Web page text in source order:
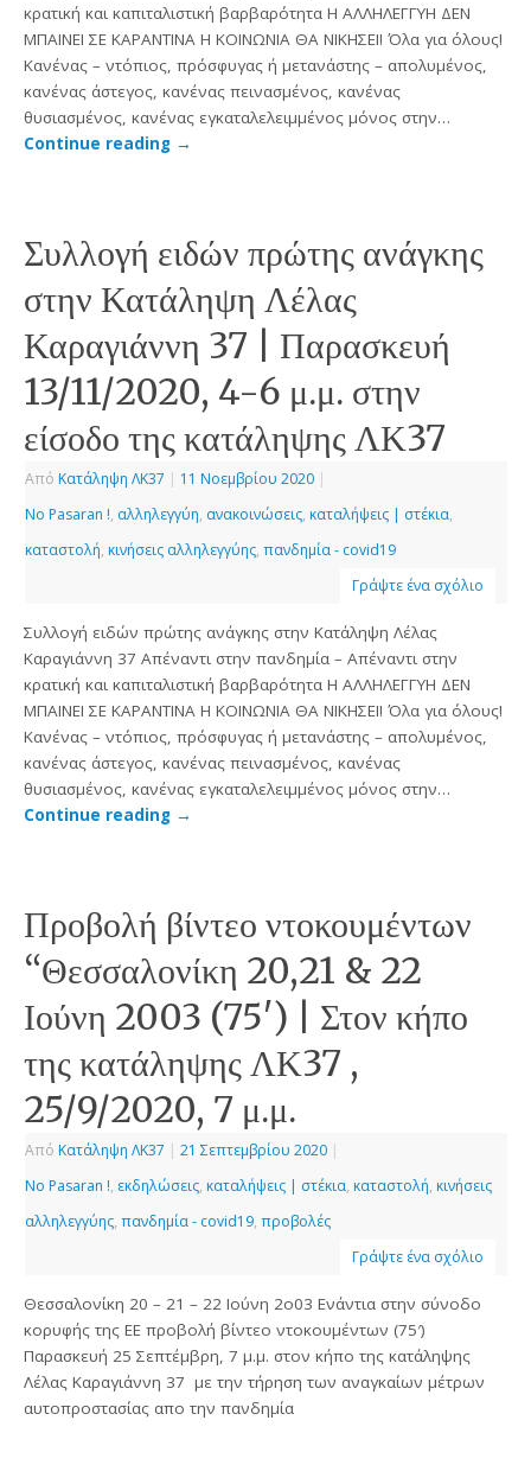
κρατική και καπιταλιστική βαρβαρότητα H ΑΛΛΗΛΕΓΓΥΗ ΔΕΝ
ΜΠΑΙΝΕΙ ΣΕ ΚΑΡΑΝΤΙΝΑ Η ΚΟΙΝΩΝΙΑ ΘΑ ΝΙΚΗΣΕΙ! Όλα για όλους!
Κανένας – ντόπιος, πρόσφυγας ή μετανάστης – απολυμένος,
κανένας άστεγος, κανένας πεινασμένος, κανένας
θυσιασμένος, κανένας εγκαταλελειμμένος μόνος στην…
Continue reading →
Συλλογή ειδών πρώτης ανάγκης
στην Κατάληψη Λέλας
Καραγιάννη 37 | Παρασκευή
13/11/2020, 4-6 μ.μ. στην
είσοδο της κατάληψης ΛΚ37
Από Κατάληψη ΛΚ37 | 11 Νοεμβρίου 2020 |
No Pasaran !, αλληλεγγύη, ανακοινώσεις, καταλήψεις | στέκια,
καταστολή, κινήσεις αλληλεγγύης,πανδημία - covid19
Γράψτε ένα σχόλιο
Συλλογή ειδών πρώτης ανάγκης στην Κατάληψη Λέλας
Καραγιάννη 37 Απέναντι στην πανδημία – Απέναντι στην
κρατική και καπιταλιστική βαρβαρότητα H ΑΛΛΗΛΕΓΓΥΗ ΔΕΝ
ΜΠΑΙΝΕΙ ΣΕ ΚΑΡΑΝΤΙΝΑ Η ΚΟΙΝΩΝΙΑ ΘΑ ΝΙΚΗΣΕΙ! Όλα για όλους!
Κανένας – ντόπιος, πρόσφυγας ή μετανάστης – απολυμένος,
κανένας άστεγος, κανένας πεινασμένος, κανένας
θυσιασμένος, κανένας εγκαταλελειμμένος μόνος στην…
Continue reading →
Προβολή βίντεο ντοκουμέντων
“Θεσσαλονίκη 20,21 & 22
Ιούνη 2003 (75′) | Στον κήπο
της κατάληψης ΛΚ37 ,
25/9/2020, 7 μ.μ.
Από Κατάληψη ΛΚ37 | 21 Σεπτεμβρίου 2020 |
No Pasaran !, εκδηλώσεις, καταλήψεις | στέκια, καταστολή, κινήσεις
αλληλεγγύης,πανδημία - covid19,προβολές
Γράψτε ένα σχόλιο
Θεσσαλονίκη 20 – 21 – 22 Ιούνη 2ο03 Ενάντια στην σύνοδο
κορυφής της ΕΕ προβολή βίντεο ντοκουμέντων (75′)
Παρασκευή 25 Σεπτέμβρη, 7 μ.μ. στον κήπο της κατάληψης
Λέλας Καραγιάννη 37 με την τήρηση των αναγκαίων μέτρων
αυτοπροστασίας απο την πανδημία